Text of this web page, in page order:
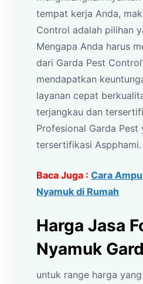
tempat kerja Anda,
Control adalah pilihan
Mengapa Anda harus
dari Garda Pest
mendapatkan
layanan cepat
terjangkau dan
Profesional Garda Pest
tersertifikasi Aspphami.
Baca Juga :Cara
Nyamuk di Rumah
Harga Jasa
Nyamuk
untuk range harga